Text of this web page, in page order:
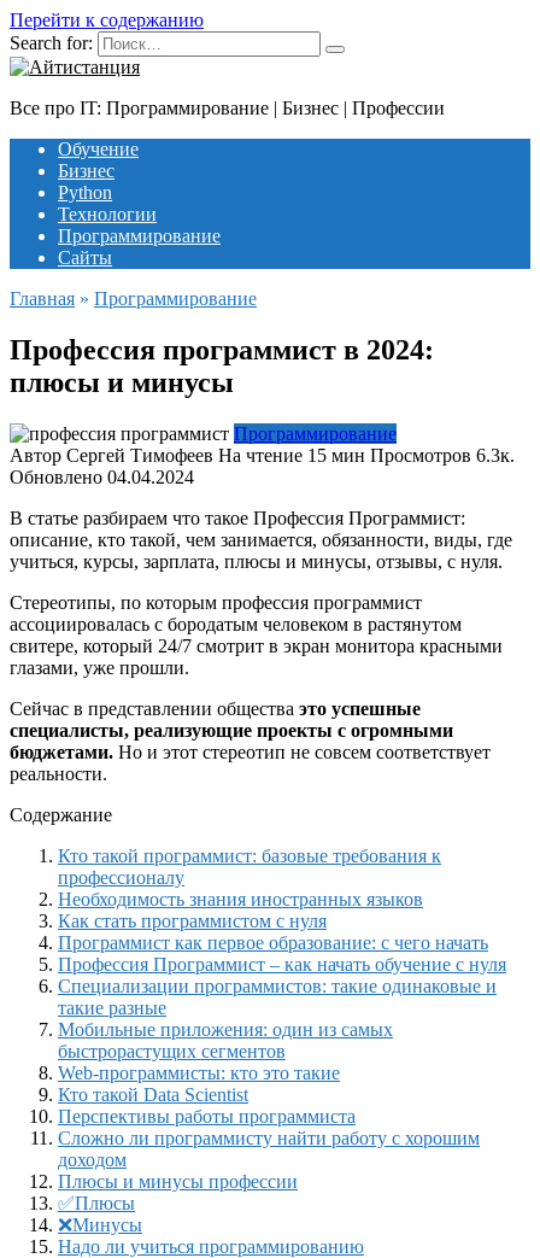
Перейти к содержанию
Search for:
Все про IT: Программирование | Бизнес | Профессии
Обучение
Бизнес
Python
Технологии
Программирование
Сайты
Главная » Программирование
Профессия программист в 2024:
плюсы и минусы
Программирование
Автор Сергей Тимофеев На чтение 15 мин Просмотров 6.3к.
Обновлено
В статье разбираем что такое Профессия Программист:
описание, кто такой, чем занимается, обязанности, виды, где
учиться, курсы, зарплата, плюсы и минусы, отзывы, с нуля.
Стереотипы, по которым профессия программист
ассоциировалась с бородатым человеком в растянутом
свитере, который 24/7 смотрит в экран монитора красными
глазами, уже прошли.
Сейчас в представлении общества это успешные
специалисты, реализующие проекты с огромными
бюджетами. Но и этот стереотип не совсем соответствует
реальности.
Содержание
Кто такой программист: базовые требования к
профессионалу
Необходимость знания иностранных языков
Как стать программистом с нуля
Программист как первое образование: с чего начать
Профессия Программист – как начать обучение с нуля
Специализации программистов: такие одинаковые и
такие разные
Мобильные приложения: один из самых
быстрорастущих сегментов
Web-программисты: кто это такие
Кто такой Data Scientist
Перспективы работы программиста
Сложно ли программисту найти работу с хорошим
доходом
Плюсы и минусы профессии
✅Плюсы
❌Минусы
Надо ли учиться программированию